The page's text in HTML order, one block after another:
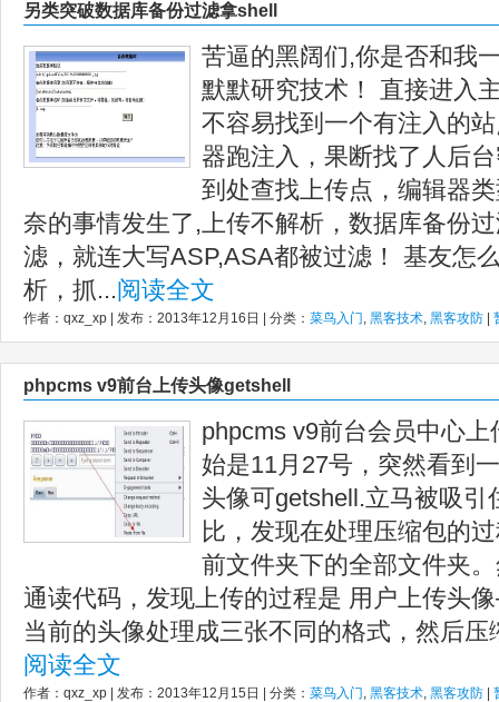
另类突破数据库备份过滤拿shell
苦逼的黑阔们,你是否和我
默默研究技术！ 直接进入
不容易找到一个有注入的
器跑注入，果断找了人后
到处查找上传点，编辑器
奈的事情发生了,上传不解析，数据库备份
滤，就连大写ASP,ASA都被过滤！ 基友怎
析，抓...阅读全文
作者：qxz_xp | 发布：2013年12月16日 | 分类： 菜鸟入门, 黑客技术, 黑客攻防
phpcms v9前台上传头像getshell
phpcms v9前台会员中心
始是11月27号，突然看到
头像可getshell.立马被吸
比，发现在处理压缩包的
前文件夹下的全部文件夹
通读代码，发现上传的过程是 用户上传头
当前的头像处理成三张不同的格式，然后
阅读全文
作者：qxz_xp | 发布：2013年12月15日 | 分类： 菜鸟入门, 黑客技术, 黑客攻防